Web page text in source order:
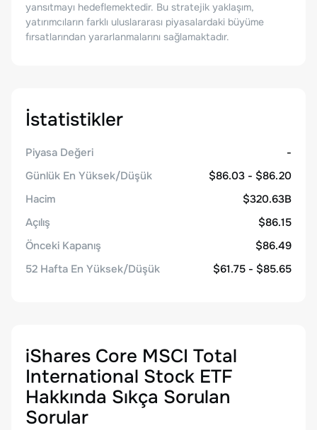
yansıtmayı hedeflemektedir. Bu stratejik yaklaşım,
yatırımcıların farklı uluslararası piyasalardaki büyüme
fırsatlarından yararlanmalarını sağlamaktadır.
İstatistikler
Piyasa Değeri
-
Günlük En Yüksek/Düşük
$86.03 - $86.20
Hacim
$320.63B
Açılış
$86.15
Önceki Kapanış
$86.49
52 Hafta En Yüksek/Düşük
$61.75 - $85.65
iShares Core MSCI Total
International Stock ETF
Hakkında Sıkça Sorulan
Sorular